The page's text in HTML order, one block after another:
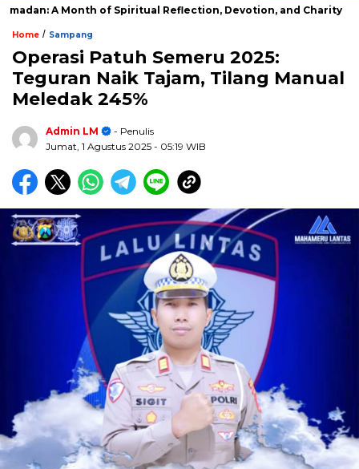
A Month of Spiritual Reflection, Devotion, and Charity
Home / Sampang
Operasi Patuh Semeru 2025:
Teguran Naik Tajam, Tilang Manual
Meledak 245%
Admin LM
- Penulis
Jumat, 1 Agustus 2025 - 05:19 WIB